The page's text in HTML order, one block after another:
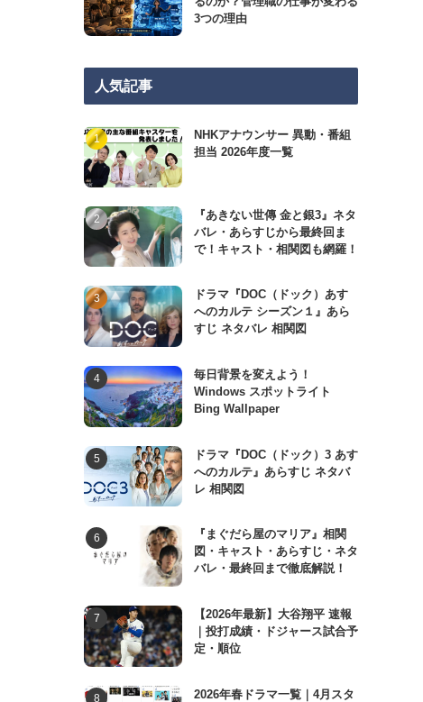
3つの理由
人気記事
NHKアナウンサー 異動・番組
担当 2026年度一覧
『あきない世傳 金と銀3』ネタ
バレ・あらすじから最終回ま
で！キャスト・相関図も網羅！
ドラマ『DOC（ドック）あす
へのカルテ シーズン１』あら
すじ ネタバレ 相関図
毎日背景を変えよう！
Windows スポットライト
Bing Wallpaper
ドラマ『DOC（ドック）3 あす
へのカルテ』あらすじ ネタバ
レ 相関図
『まぐだら屋のマリア』相関
図・キャスト・あらすじ・ネタ
バレ・最終回まで徹底解説！
【2026年最新】大谷翔平 速報
｜投打成績・ドジャース試合予
定・順位
2026年春ドラマ一覧｜4月スタ